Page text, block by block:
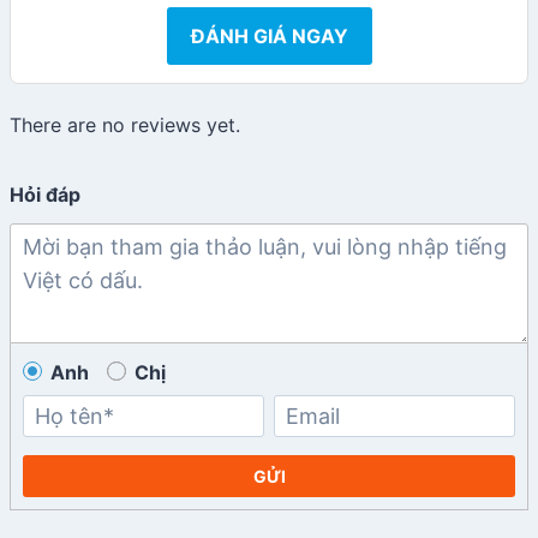
ĐÁNH GIÁ NGAY
There are no reviews yet.
Hỏi đáp
Anh Chị
GỬI